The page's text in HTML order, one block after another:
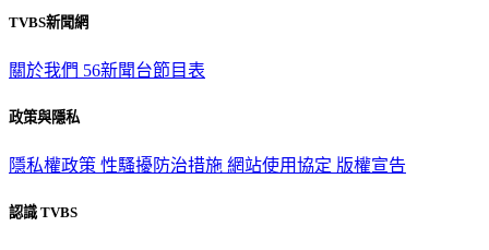
TVBS新聞網
關於我們 56新聞台節目表
政策與隱私
隱私權政策 性騷擾防治措施 網站使用協定 版權宣告
認識 TVBS